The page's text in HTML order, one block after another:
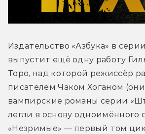
Издательство «Азбука» в
выпустит ещё одну работу
Торо, над которой режиссёр
писателем Чаком Хоганом
вампирские романы серии
легли в основу одноимённого
«Незримые» — первый том